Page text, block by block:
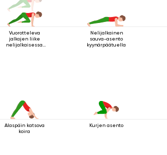
Vuorotteleva
jalkojen liike
nelijalkaisessa
Nelijalkainen
sauva-asento
kyynärpäätuella
Alaspäin katsova
koira
Kurjen asento